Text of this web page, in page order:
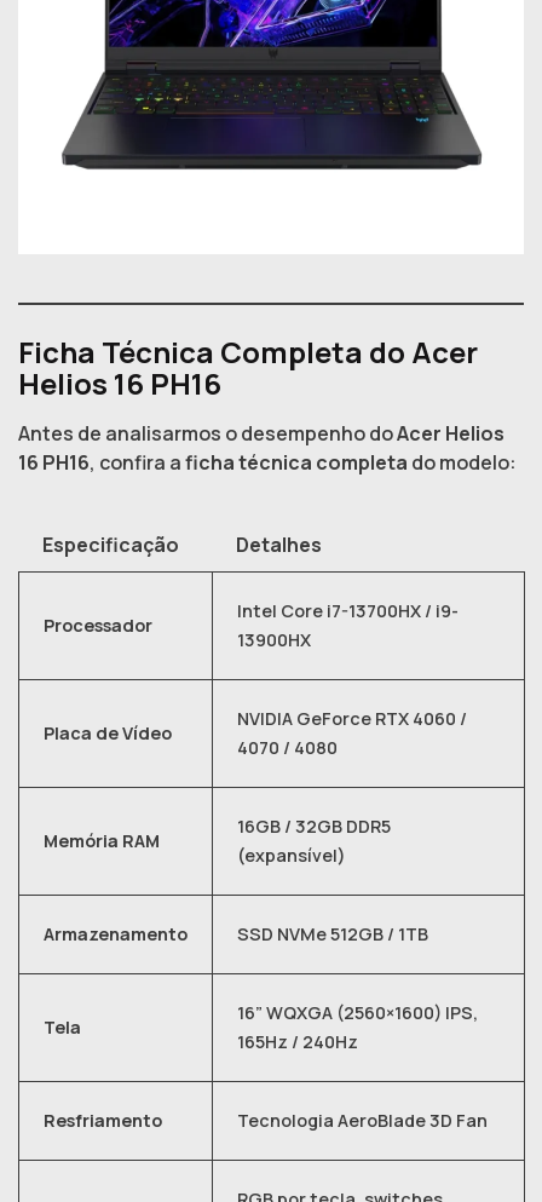
Ficha Técnica Completa do Acer
Helios 16 PH16
Antes de analisarmos o desempenho doAcer Helios
16 PH16, confira aficha técnica completa do modelo:
Especificação Detalhes
Processador
Intel Core i7-13700HX / i9-
13900HX
Placa de Vídeo
NVIDIA GeForce RTX 4060 /
4070 / 4080
Memória RAM
16GB / 32GB DDR5
(expansível)
Armazenamento SSD NVMe 512GB / 1TB
Tela
16” WQXGA (2560×1600) IPS,
165Hz / 240Hz
Resfriamento Tecnologia AeroBlade 3D Fan